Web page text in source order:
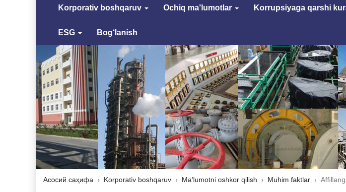
Korporativ boshqaruv Ochiq ma'lumotlar Korrupsiyaga qarshi
ESG Bog‘lanish
Асосий саҳифа Korporativ boshqaruv Ma'lumotni oshkor qilish Muhim faktlar